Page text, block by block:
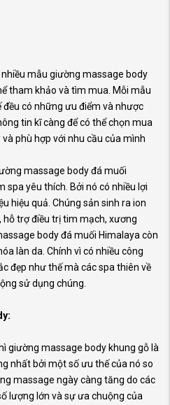
mẫu giường massage body
tham khảo và tìm mua. Mỗi mẫu
có những ưu điểm và nhược
tin kĩ càng để có thể chọn mua
phù hợp với nhu cầu của mình
massage body đá muối
spa yêu thích. Bởi nó có nhiều lợi
hiệu quả. Chúng sản sinh ra ion
trợ điều trị tim mạch, xương
body đá muối Himalaya còn
làn da. Chính vì có nhiều công
đẹp như thế mà các spa thiên về
sử dụng chúng.
giường massage body khung gỗ là
nhất bởi một số ưu thế của nó so
massage ngày càng tăng do các
lượng lớn và sự ưa chuộng của